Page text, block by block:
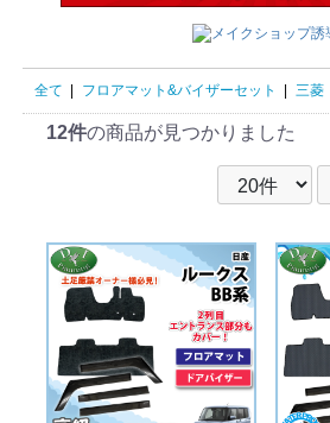
全て フロアマット&バイザーセット 三菱
12件の商品が見つかりました